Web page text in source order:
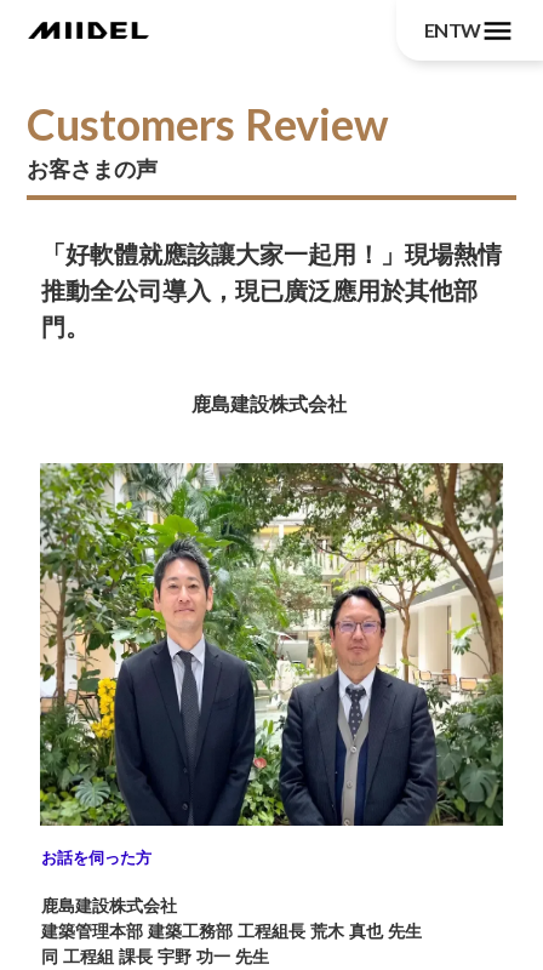
Customers Review
お客さまの声
「好軟體就應該讓大家一起用！」現場熱情
推動全公司導入，現已廣泛應用於其他部
門。
鹿島建設株式会社
お話を伺った方
鹿島建設株式会社
建築管理本部 建築工務部 工程組長 荒木 真也 先生
同 工程組 課長 宇野 功一 先生
ENTWmenu